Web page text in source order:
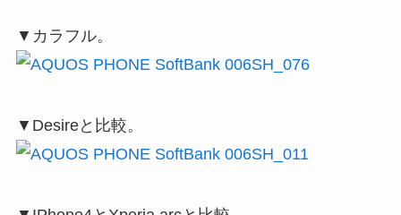
▼カラフル。
▼Desireと比較。